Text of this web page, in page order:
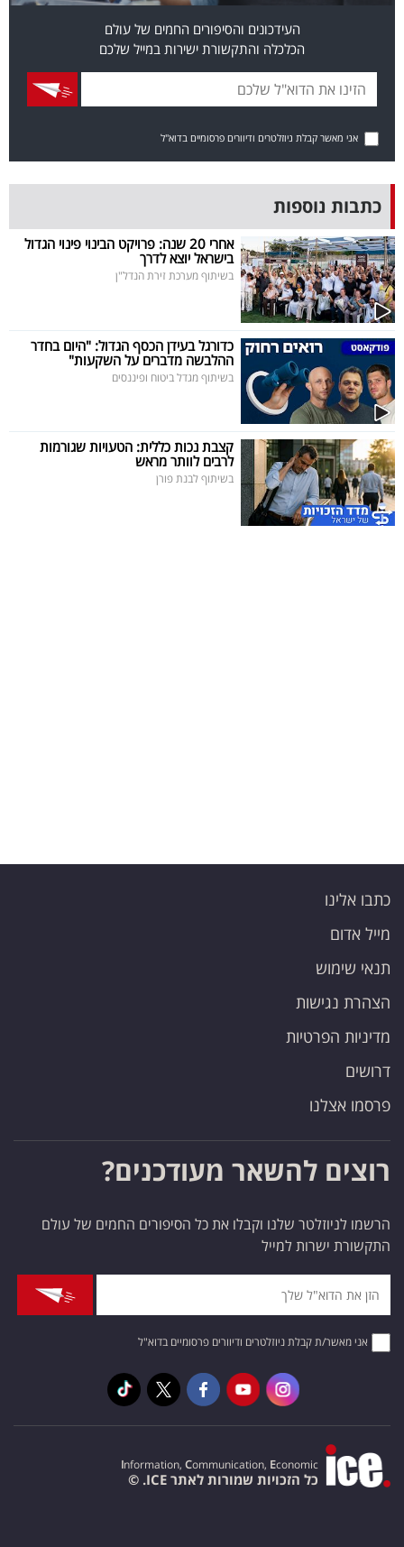
דרושים
מייל
אדום
פרסמו
באייס
עקבו
אחרינו:
העידכונים והסיפורים החמים של עולם
הכלכלה והתקשורת ישירות במייל שלכם
אני מאשר קבלת ניוזלטרים ודיוורים פרסומיים בדוא"ל
כתבות נוספות
אחרי 20 שנה: פרויקט הבינוי פינוי הגדול
בישראל יוצא לדרך
בשיתוף מערכת זירת הנדל"ן
כדורגל בעידן הכסף הגדול: "היום בחדר
ההלבשה מדברים על השקעות"
בשיתוף מגדל ביטוח ופיננסים
קצבת נכות כללית: הטעויות שגורמות
לרבים לוותר מראש
בשיתוף לבנת פורן
כתבו אלינו
מייל אדום
תנאי שימוש
הצהרת נגישות
מדיניות הפרטיות
דרושים
פרסמו אצלנו
רוצים להשאר מעודכנים?
הרשמו לניוזלטר שלנו וקבלו את כל הסיפורים החמים של עולם
התקשורת ישרות למייל
אני מאשר/ת קבלת ניוזלטרים ודיוורים פרסומיים בדוא"ל
Information, Communication, Economic
כל הזכויות שמורות לאתר ICE. ©